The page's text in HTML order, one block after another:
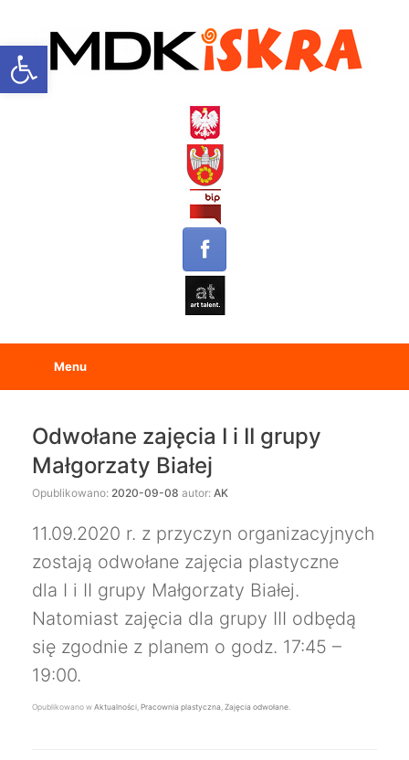
Open toolbar
Menu
Odwołane zajęcia I i II grupy
Małgorzaty Białej
Opublikowano: 2020-09-08 autor: AK
11.09.2020 r. z przyczyn organizacyjnych
zostają odwołane zajęcia plastyczne
dla I i II grupy Małgorzaty Białej.
Natomiast zajęcia dla grupy III odbędą
się zgodnie z planem o godz. 17:45 –
19:00.
Opublikowano w Aktualności Pracownia plastyczna Zajęcia odwołane